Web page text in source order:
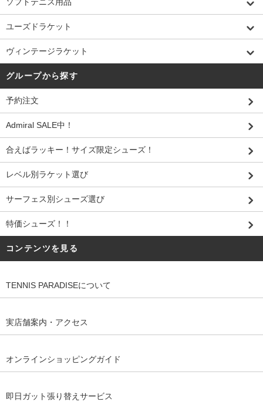
ユーズドラケット
ヴィンテージラケット
グループから探す
予約注文
Admiral SALE中！
合えばラッキー！サイズ限定シューズ！
レベル別ラケット選び
サーフェス別シューズ選び
特価シューズ！！
コンテンツを見る
TENNIS PARADISEについて
実店舗案内・アクセス
オンラインショッピングガイド
即日ガット張り替えサービス